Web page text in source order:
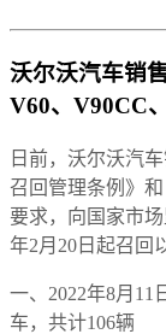
沃尔沃汽车销
V60、V90CC
日前，沃尔沃汽
召回管理条例》
要求，向国家市
年2月20日起召回
一、2022年8月11
车，共计106辆